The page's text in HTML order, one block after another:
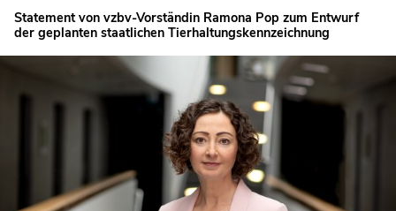
Statement von vzbv-Vorständin Ramona Pop zum Entwurf
der geplanten staatlichen Tierhaltungskennzeichnung